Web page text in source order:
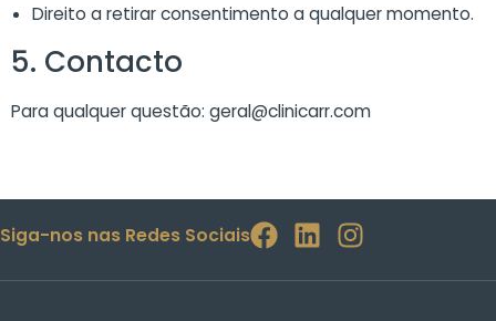
Direito a retirar consentimento a qualquer momento.
5. Contacto
Para qualquer questão: geral@clinicarr.com
Siga-nos nas Redes Sociais